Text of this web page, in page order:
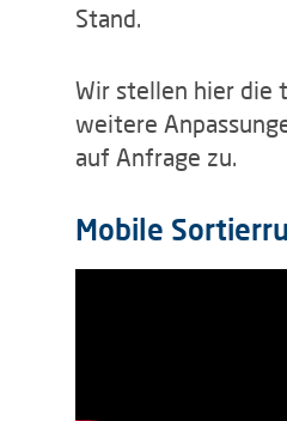
Stand.
Wir stellen hier die
weitere
auf Anfrage zu.
Mobile